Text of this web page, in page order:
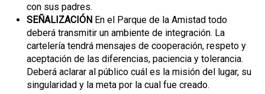
con sus padres.
SEÑALIZACIÓN En el Parque de la Amistad todo
deberá transmitir un ambiente de integración. La
cartelería tendrá mensajes de cooperación, respeto y
aceptación de las diferencias, paciencia y tolerancia.
Deberá aclarar al público cuál es la misión del lugar, su
singularidad y la meta por la cual fue creado.